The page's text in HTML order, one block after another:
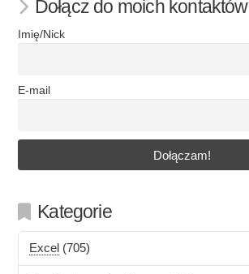
Dołącz do moich kontaktów
Imię/Nick
E-mail
Kategorie
Excel (705)